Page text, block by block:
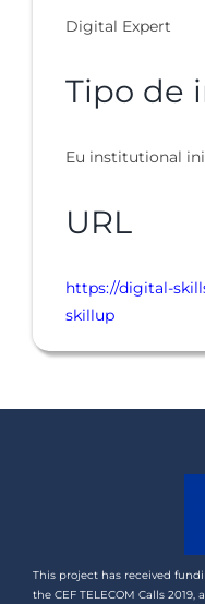
Digital Expert
Tipo de
Eu institutional
URL
https://digital-
skillup
This project has received
the CEF TELECOM Calls 2019,